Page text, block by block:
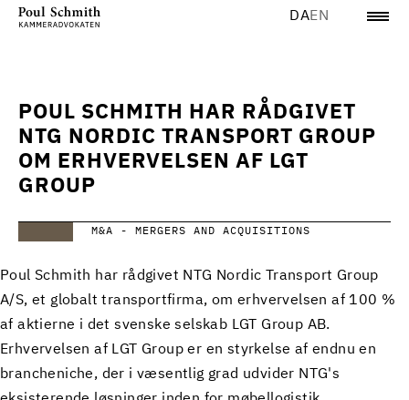
DAEN
POUL SCHMITH HAR RÅDGIVET
NTG NORDIC TRANSPORT GROUP
OM ERHVERVELSEN AF LGT
GROUP
M&A - MERGERS AND ACQUISITIONS
Poul Schmith har rådgivet NTG Nordic Transport Group
A/S, et globalt transportfirma, om erhvervelsen af 100 %
af aktierne i det svenske selskab LGT Group AB.
Erhvervelsen af LGT Group er en styrkelse af endnu en
brancheniche, der i væsentlig grad udvider NTG's